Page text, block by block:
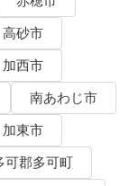
高砂市
加西市
南あわじ市
加東市
可郡多可町